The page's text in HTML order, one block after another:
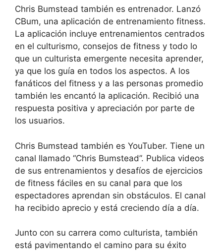
Chris Bumstead también es entrenador. Lanzó
CBum, una aplicación de entrenamiento fitness.
La aplicación incluye entrenamientos centrados
en el culturismo, consejos de fitness y todo lo
que un culturista emergente necesita aprender,
ya que los guía en todos los aspectos. A los
fanáticos del fitness y a las personas promedio
también les encantó la aplicación. Recibió una
respuesta positiva y apreciación por parte de
los usuarios.
Chris Bumstead también es YouTuber. Tiene un
canal llamado “Chris Bumstead”. Publica videos
de sus entrenamientos y desafíos de ejercicios
de fitness fáciles en su canal para que los
espectadores aprendan sin obstáculos. El canal
ha recibido aprecio y está creciendo día a día.
Junto con su carrera como culturista, también
está pavimentando el camino para su éxito